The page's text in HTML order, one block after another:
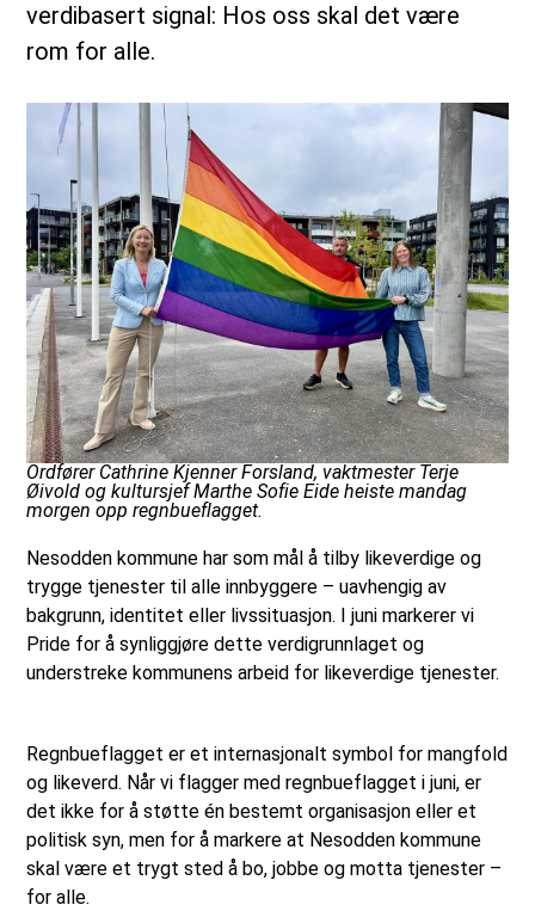
verdibasert signal: Hos oss skal det være
rom for alle.
Ordfører Cathrine Kjenner Forsland, vaktmester Terje
Øivold og kultursjef Marthe Sofie Eide heiste mandag
morgen opp regnbueflagget.
Nesodden kommune har som mål å tilby likeverdige og
trygge tjenester til alle innbyggere – uavhengig av
bakgrunn, identitet eller livssituasjon. I juni markerer vi
Pride for å synliggjøre dette verdigrunnlaget og
understreke kommunens arbeid for likeverdige tjenester.
Regnbueflagget er et internasjonalt symbol for mangfold
og likeverd. Når vi flagger med regnbueflagget i juni, er
det ikke for å støtte én bestemt organisasjon eller et
politisk syn, men for å markere at Nesodden kommune
skal være et trygt sted å bo, jobbe og motta tjenester –
for alle.